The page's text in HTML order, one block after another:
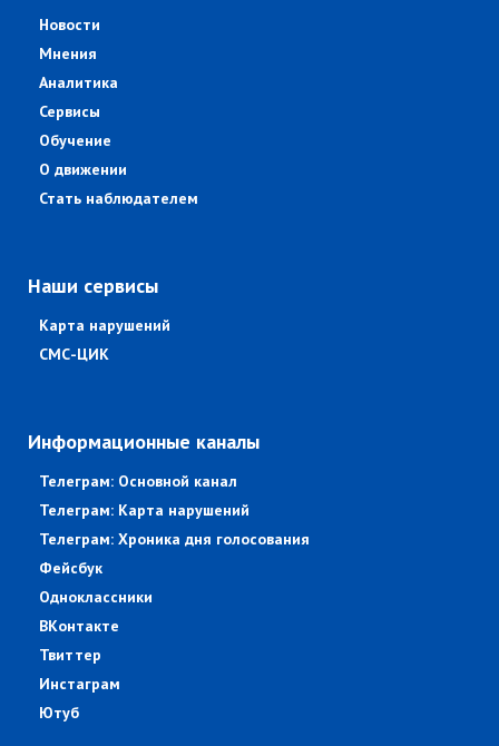
Новости
Мнения
Аналитика
Сервисы
Обучение
О движении
Стать наблюдателем
Наши сервисы
Карта нарушений
СМС-ЦИК
Информационные каналы
Телеграм: Основной канал
Телеграм: Карта нарушений
Телеграм: Хроника дня голосования
Фейсбук
Одноклассники
ВКонтакте
Твиттер
Инстаграм
Ютуб